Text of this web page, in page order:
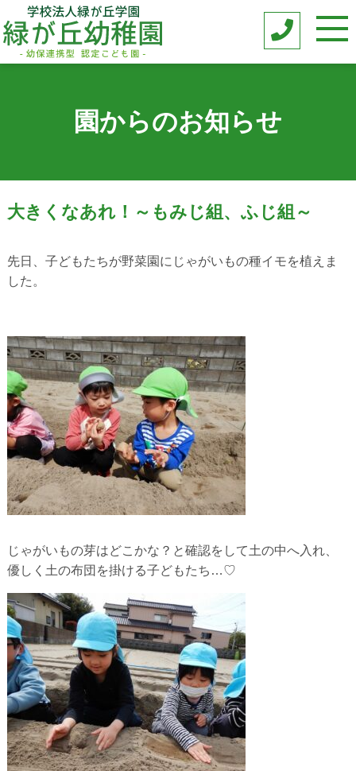
園からのお知らせ
大きくなあれ！～もみじ組、ふじ組～
先日、子どもたちが野菜園にじゃがいもの種イモを植えま
した。
じゃがいもの芽はどこかな？と確認をして土の中へ入れ、
優しく土の布団を掛ける子どもたち…♡